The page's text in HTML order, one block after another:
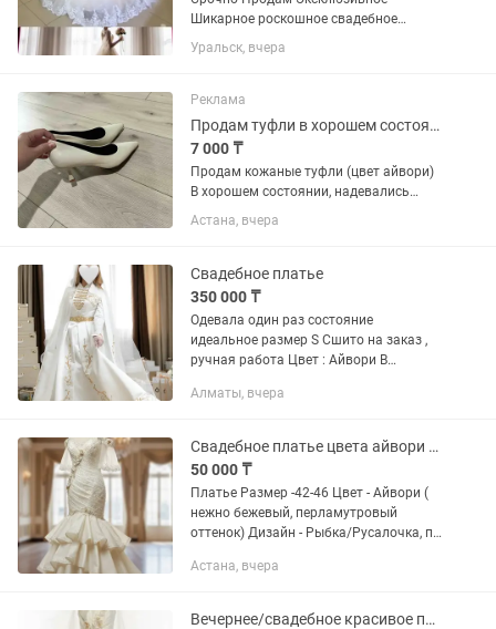
Шикарное роскошное свадебное
платье В цвете Айвори Размер 42 со
шлейфом, накидкой кейпом и длинной
узорами и камнями. В данном платье...
Уральск, вчера
Реклама
Продам туфли в хорошем состоянии
7 000 ₸
Продам кожаные туфли (цвет айвори)
В хорошем состоянии, надевались
всего 1 раз. Размер: 39 Каблук: 4–5 см
— очень удобный, устойчивый. Отлично
выход ✨
Астана, вчера
Свадебное платье
350 000 ₸
Одевала один раз состояние
идеальное размер S Сшито на заказ ,
ручная работа Цвет : Айвори В
Перчатки Сумочка Подъюбник
Алматы, вчера
Свадебное платье цвета айвори в ретро стиле
50 000 ₸
Платье Размер -42-46 Цвет - Айвори (
нежно бежевый, перламутровый
оттенок) Дизайн - Рыбка/Русалочка, по
спине корсет, цветы и камни нашивка.
Астана, вчера
Вечернее/свадебное красивое платье в ретро стиле.